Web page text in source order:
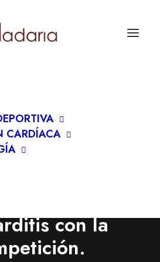
CARDÍACA
profesional.
una
con la